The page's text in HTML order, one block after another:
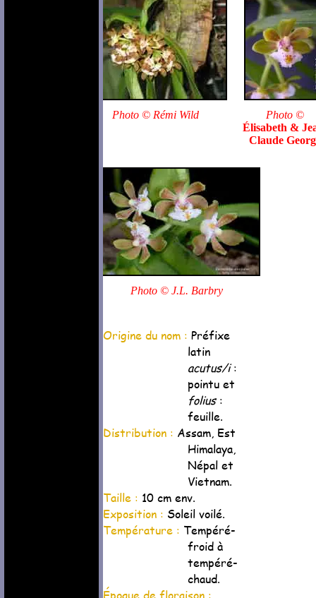
Photo © Rémi Wild
Photo ©
Élisabeth &
Claude
Photo © J.L. Barbry
Origine du nom : Préfixe
latin
acutus/i:
pointu et
folius:
feuille.
Distribution : Assam, Est
Himalaya,
Népal et
Vietnam.
Taille : 10 cm env.
Exposition : Soleil voilé.
Température : Tempéré-
froid à
tempéré-
chaud.